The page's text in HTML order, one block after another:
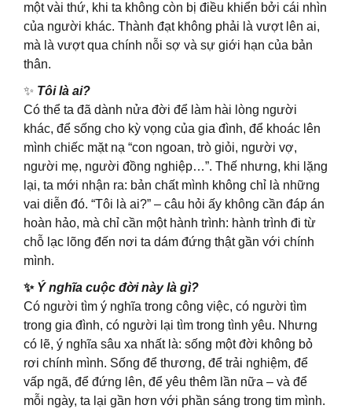
một vài thứ, khi ta không còn bị điều khiển bởi cái nhìn
của người khác. Thành đạt không phải là vượt lên ai,
mà là vượt qua chính nỗi sợ và sự giới hạn của bản
thân.
✨ Tôi là ai?
Có thể ta đã dành nửa đời để làm hài lòng người
khác, để sống cho kỳ vọng của gia đình, để khoác lên
mình chiếc mặt nạ “con ngoan, trò giỏi, người vợ,
người mẹ, người đồng nghiệp…”. Thế nhưng, khi lặng
lại, ta mới nhận ra: bản chất mình không chỉ là những
vai diễn đó. “Tôi là ai?” – câu hỏi ấy không cần đáp án
hoàn hảo, mà chỉ cần một hành trình: hành trình đi từ
chỗ lạc lõng đến nơi ta dám đứng thật gần với chính
mình.
✨ Ý nghĩa cuộc đời này là gì?
Có người tìm ý nghĩa trong công việc, có người tìm
trong gia đình, có người lại tìm trong tình yêu. Nhưng
có lẽ, ý nghĩa sâu xa nhất là: sống một đời không bỏ
rơi chính mình. Sống để thương, để trải nghiệm, để
vấp ngã, để đứng lên, để yêu thêm lần nữa – và để
mỗi ngày, ta lại gần hơn với phần sáng trong tim mình.